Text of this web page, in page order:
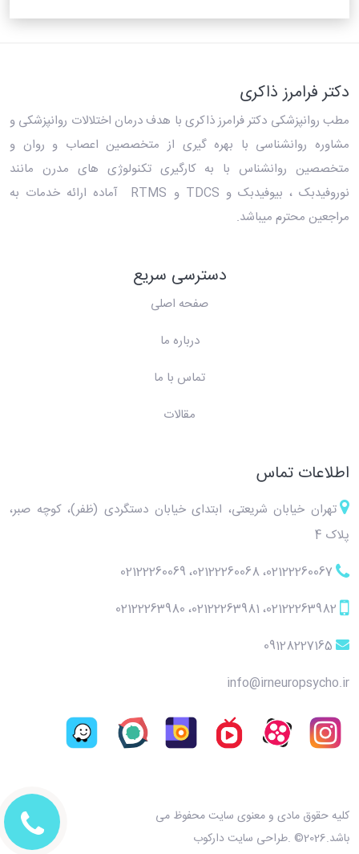
دکتر فرامرز ذاکری
مطب روانپزشکی دکتر فرامرز ذاکری با هدف درمان اختلالات روانپزشکی و
مشاوره روانشناسی با بهره گیری از متخصصین اعصاب و روان و
متخصصین روانشناس با به کارگیری تکنولوژی های مدرن مانند
نوروفیدبک ، بیوفیدبک و TDCS و RTMS آماده ارائه خدمات به
مراجعین محترم میباشد.
دسترسی سریع
صفحه اصلی
درباره ما
تماس با ما
مقالات
اطلاعات تماس
تهران خیابان شریعتی، ابتدای خیابان دستگردی (ظفر)، کوچه صبر،
پلاک 4
02122260067، 02122260068، 02122260069
02122263982، 02122263981، 02122263980
09128227165
info@irneuropsycho.ir
کلیه حقوق مادی و معنوی سایت محفوظ می
باشد.2026© .طراحی سایت دارکوب